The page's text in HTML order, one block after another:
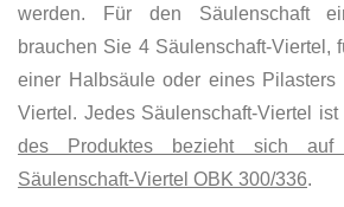
werden. Für den Säulenschaft
brauchen Sie 4 Säulenschaft-Viertel,
einer Halbsäule oder eines Pilasters
Viertel. Jedes Säulenschaft-Viertel
des Produktes bezieht sich auf
Säulenschaft-Viertel OBK 300/336.